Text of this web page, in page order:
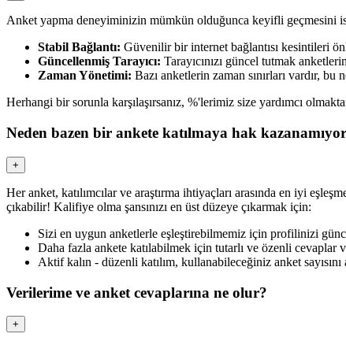
Anket yapma deneyiminizin mümkün olduğunca keyifli geçmesini
Stabil Bağlantı: Güvenilir bir internet bağlantısı kesintileri
Güncellenmiş Tarayıcı: Tarayıcınızı güncel tutmak
Zaman Yönetimi: Bazı anketlerin zaman sınırları vardır,
Herhangi bir sorunla karşılaşırsanız, %'lerimiz size yardımcı
Neden bazen bir ankete katılmaya hak
+
Her anket, katılımcılar ve araştırma ihtiyaçları arasında en iyi
çıkabilir! Kalifiye olma şansınızı en üst düzeye çıkarmak için:
Sizi en uygun anketlerle eşleştirebilmemiz için profilinizi
Daha fazla ankete katılabilmek için tutarlı ve özenli cevaplar
Aktif kalın - düzenli katılım, kullanabileceğiniz anket sayısını
Verilerime ve anket cevaplarına ne olur?
+